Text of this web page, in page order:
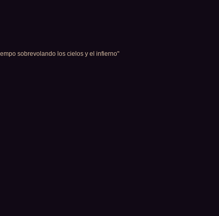
sobrevolando los cielos y el infierno"